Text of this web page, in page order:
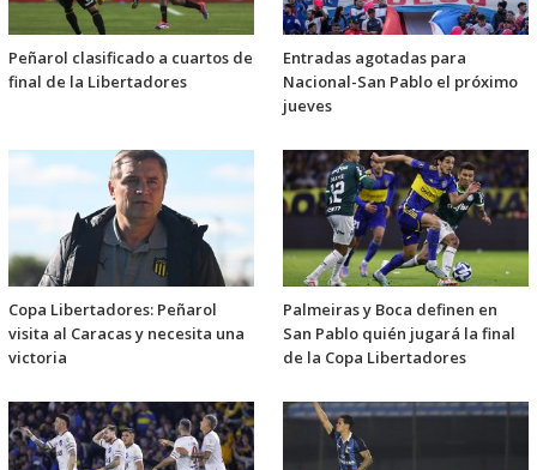
Peñarol clasificado a cuartos de
final de la Libertadores
Entradas agotadas para
Nacional-San Pablo el próximo
jueves
Copa Libertadores: Peñarol
visita al Caracas y necesita una
victoria
Palmeiras y Boca definen en
San Pablo quién jugará la final
de la Copa Libertadores